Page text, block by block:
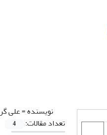
نویسنده =علی
تعداد مقالات:
4